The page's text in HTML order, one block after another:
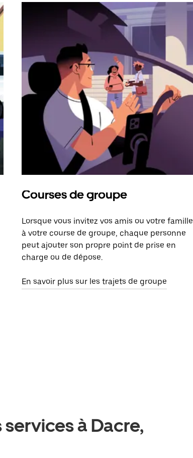
Courses de groupe
Lorsque vous invitez vos amis ou votre famille
à votre course de groupe, chaque personne
peut ajouter son propre point de prise en
charge ou de dépose.
En savoir plus sur les trajets de groupe
à Dacre,